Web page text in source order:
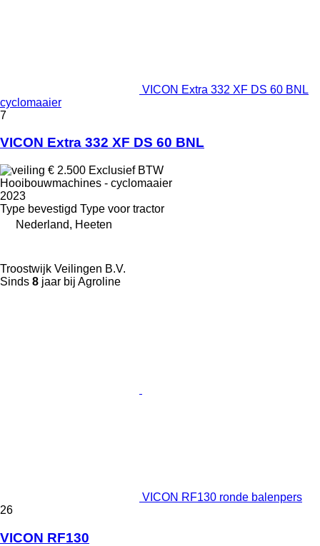
VICON Extra 332 XF DS 60 BNL
cyclomaaier
7
VICON Extra 332 XF DS 60 BNL
€ 2.500 Exclusief BTW
Hooibouwmachines - cyclomaaier
2023
Type bevestigd Type voor tractor
Nederland, Heeten
Troostwijk Veilingen B.V.
Sinds 8 jaar bij Agroline
VICON RF130 ronde balenpers
26
VICON RF130